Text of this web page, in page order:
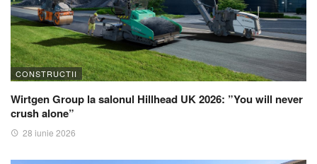
CONSTRUCTII
Wirtgen Group la salonul Hillhead UK 2026: ”You will never
crush alone”
28 iunie 2026